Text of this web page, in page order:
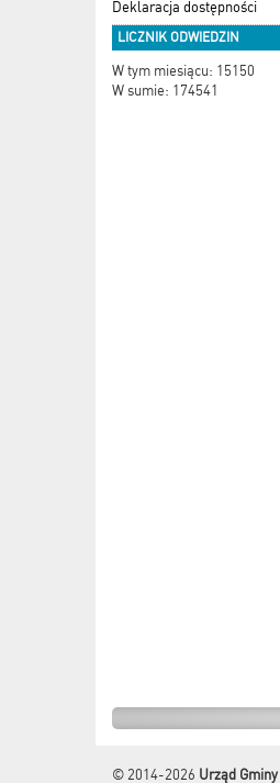
Deklaracja dostępności
LICZNIK ODWIEDZIN
W tym miesiącu: 15150
W sumie: 174541
© 2014-2026 Urząd